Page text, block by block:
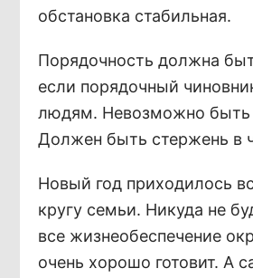
обстановка стабильная.
Порядочность должна
если порядочный
людям. Невозможно быть
Должен быть стержень в
Новый год приходилось
кругу семьи. Никуда не
все жизнеобеспечение
очень хорошо готовит. А